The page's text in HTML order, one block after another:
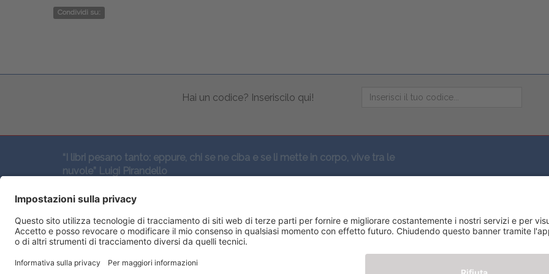
Condividi su:
Hai un codice? Inseriscilo qui!
“I libri pesano tanto: eppure, chi se ne ciba e se li mette in corpo, vive tra le
nuvole” Luigi Pirandello
SEGUICI QUI: